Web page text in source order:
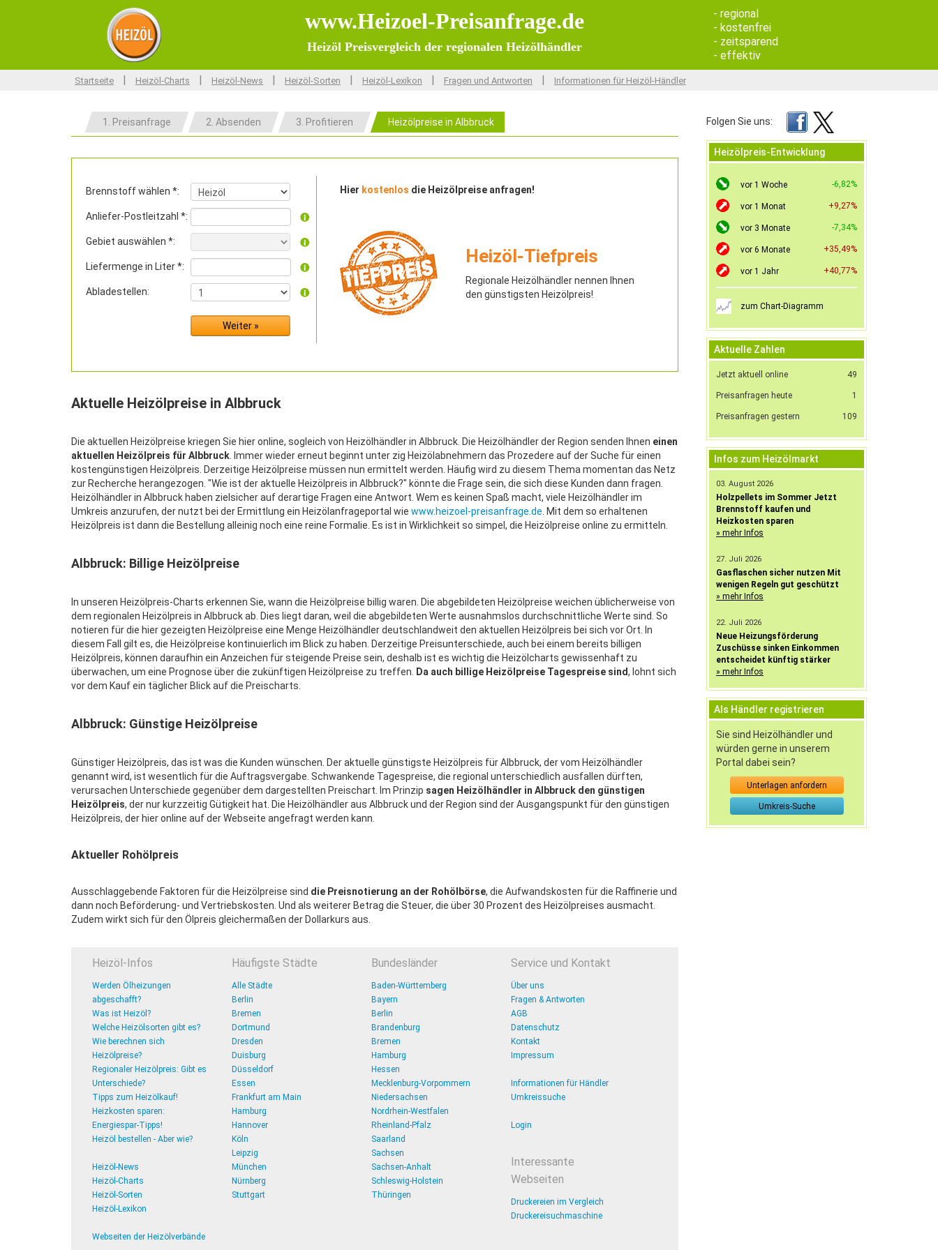
www.Heizoel-Preisanfrage.de
Heizöl Preisvergleich der regionalen Heizölhändler
- regional
- kostenfrei
- zeitsparend
- effektiv
Startseite | Heizöl-Charts | Heizöl-News | Heizöl-Sorten | Heizöl-Lexikon | Fragen und Antworten | Informationen für Heizöl-Händler
1. Preisanfrage 2. Absenden 3. Profitieren Heizölpreise in Albbruck
Brennstoff wählen *:
Anliefer-Postleitzahl *:
Gebiet auswählen *:
Liefermenge in Liter *:
Abladestellen:
Hier kostenlos die Heizölpreise anfragen!
Heizöl-Tiefpreis
Regionale Heizölhändler nennen Ihnen
den günstigsten Heizölpreis!
Aktuelle Heizölpreise in Albbruck
Die aktuellen Heizölpreise kriegen Sie hier online, sogleich von Heizölhändler in Albbruck. Die Heizölhändler der Region senden Ihnen einen
aktuellen Heizölpreis für Albbruck . Immer wieder erneut beginnt unter zig Heizölabnehmern das Prozedere auf der Suche für einen
kostengünstigen Heizölpreis. Derzeitige Heizölpreise müssen nun ermittelt werden. Häufig wird zu diesem Thema momentan das Netz
zur Recherche herangezogen. "Wie ist der aktuelle Heizölpreis in Albbruck?" könnte die Frage sein, die sich diese Kunden dann fragen.
Heizölhändler in Albbruck haben zielsicher auf derartige Fragen eine Antwort. Wem es keinen Spaß macht, viele Heizölhändler im
Umkreis anzurufen, der nutzt bei der Ermittlung ein Heizölanfrageportal wie www.heizoel-preisanfrage.de . Mit dem so erhaltenen
Heizölpreis ist dann die Bestellung alleinig noch eine reine Formalie. Es ist in Wirklichkeit so simpel, die Heizölpreise online zu ermitteln.
Albbruck: Billige Heizölpreise
In unseren Heizölpreis-Charts erkennen Sie, wann die Heizölpreise billig waren. Die abgebildeten Heizölpreise weichen üblicherweise von
dem regionalen Heizölpreis in Albbruck ab. Dies liegt daran, weil die abgebildeten Werte ausnahmslos durchschnittliche Werte sind. So
notieren für die hier gezeigten Heizölpreise eine Menge Heizölhändler deutschlandweit den aktuellen Heizölpreis bei sich vor Ort. In
diesem Fall gilt es, die Heizölpreise kontinuierlich im Blick zu haben. Derzeitige Preisunterschiede, auch bei einem bereits billigen
Heizölpreis, können daraufhin ein Anzeichen für steigende Preise sein, deshalb ist es wichtig die Heizölcharts gewissenhaft zu
überwachen, um eine Prognose über die zukünftigen Heizölpreise zu treffen.
Da auch billige Heizölpreise Tagespreise sind, lohnt sich
vor dem Kauf ein täglicher Blick auf die Preischarts.
Albbruck: Günstige Heizölpreise
Günstiger Heizölpreis, das ist was die Kunden wünschen. Der aktuelle günstigste Heizölpreis für Albbruck, der vom Heizölhändler
genannt wird, ist wesentlich für die Auftragsvergabe. Schwankende Tagespreise, die regional unterschiedlich ausfallen dürften,
verursachen Unterschiede gegenüber dem dargestellten Preischart. Im Prinzip sagen Heizölhändler in Albbruck den günstigen
Heizölpreis, der nur kurzzeitig Gütigkeit hat. Die Heizölhändler aus Albbruck und der Region sind der Ausgangspunkt für den günstigen
Heizölpreis, der hier online auf der Webseite angefragt werden kann.
Aktueller Rohölpreis
Ausschlaggebende Faktoren für die Heizölpreise sind die Preisnotierung an der Rohölbörse, die Aufwandskosten für die Raffinerie und
dann noch Beförderung- und Vertriebskosten. Und als weiterer Betrag die Steuer, die über 30 Prozent des Heizölpreises ausmacht.
Zudem wirkt sich für den Ölpreis gleichermaßen der Dollarkurs aus.
Folgen Sie uns:
Heizölpreis-Entwicklung
vor 1 Woche -6,82%
vor 1 Monat +9,27%
vor 3 Monate -7,34%
vor 6 Monate +35,49%
vor 1 Jahr +40,77%
zum Chart-Diagramm
Aktuelle Zahlen
Jetzt aktuell online 49
Preisanfragen heute 1
Preisanfragen gestern 109
Infos zum Heizölmarkt
03. August 2026
Holzpellets im Sommer Jetzt
Brennstoff kaufen und
Heizkosten sparen
» mehr Infos
27. Juli 2026
Gasflaschen sicher nutzen Mit
wenigen Regeln gut geschützt
» mehr Infos
22. Juli 2026
Neue Heizungsförderung
Zuschüsse sinken Einkommen
entscheidet künftig stärker
» mehr Infos
Als Händler registrieren
Sie sind Heizölhändler und
würden gerne in unserem
Portal dabei sein?
Unterlagen anfordern
Umkreis-Suche
Heizöl-Infos
Werden Ölheizungen
abgeschafft?
Was ist Heizöl?
Welche Heizölsorten gibt es?
Wie berechnen sich
Heizölpreise?
Regionaler Heizölpreis: Gibt es
Unterschiede?
Tipps zum Heizölkauf!
Heizkosten sparen:
Energiespar-Tipps!
Heizöl bestellen - Aber wie?
Heizöl-News
Heizöl-Charts
Heizöl-Sorten
Heizöl-Lexikon
Webseiten der Heizölverbände
Häufigste Städte
Alle Städte
Berlin
Bremen
Dortmund
Dresden
Duisburg
Düsseldorf
Essen
Frankfurt am Main
Hamburg
Hannover
Köln
Leipzig
München
Nürnberg
Stuttgart
Bundesländer
Baden-Württemberg
Bayern
Berlin
Brandenburg
Bremen
Hamburg
Hessen
Mecklenburg-Vorpommern
Niedersachsen
Nordrhein-Westfalen
Rheinland-Pfalz
Saarland
Sachsen
Sachsen-Anhalt
Schleswig-Holstein
Thüringen
Service und Kontakt
Über uns
Fragen & Antworten
AGB
Datenschutz
Kontakt
Impressum
Informationen für Händler
Umkreissuche
Login
Interessante
Webseiten
Druckereien im Vergleich
Druckereisuchmaschine